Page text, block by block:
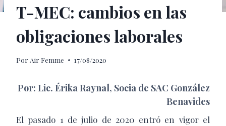
T-MEC: cambios en las
obligaciones laborales
Por Air Femme 17/08/2020
Por: Lic. Érika Raynal, Socia de SAC González
Benavides
El pasado 1 de julio de 2020 entró en vigor el